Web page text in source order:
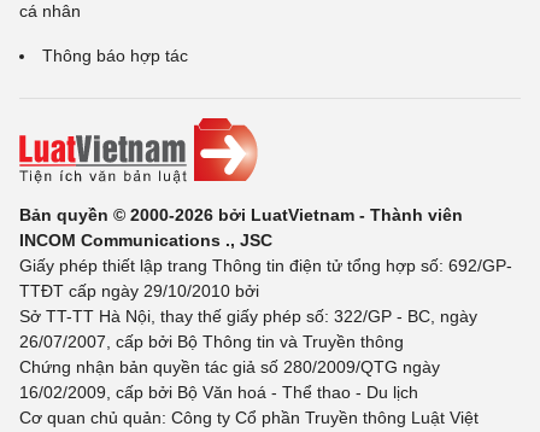
cá nhân
Thông báo hợp tác
Bản quyền © 2000-2026 bởi LuatVietnam - Thành viên
INCOM Communications ., JSC
Giấy phép thiết lập trang Thông tin điện tử tổng hợp số: 692/GP-
TTĐT cấp ngày 29/10/2010 bởi
Sở TT-TT Hà Nội, thay thế giấy phép số: 322/GP - BC, ngày
26/07/2007, cấp bởi Bộ Thông tin và Truyền thông
Chứng nhận bản quyền tác giả số 280/2009/QTG ngày
16/02/2009, cấp bởi Bộ Văn hoá - Thể thao - Du lịch
Cơ quan chủ quản: Công ty Cổ phần Truyền thông Luật Việt